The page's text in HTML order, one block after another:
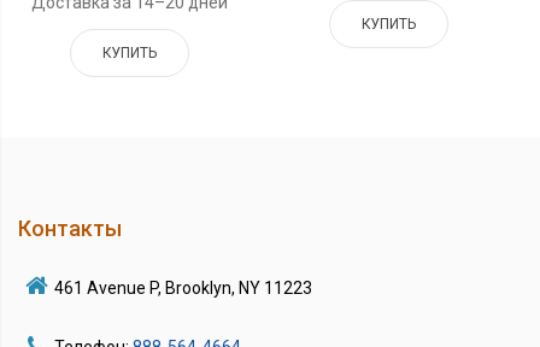
КУПИТЬ
КУПИТЬ
Контакты
461 Avenue P, Brooklyn, NY 11223